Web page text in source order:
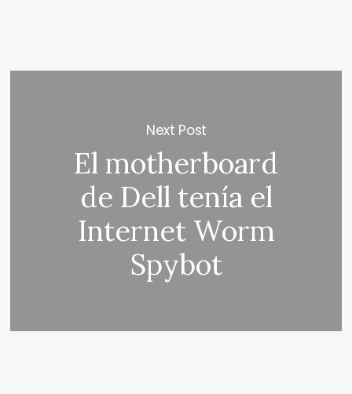
Next Post
El motherboard
de Dell tenía el
Internet Worm
Spybot